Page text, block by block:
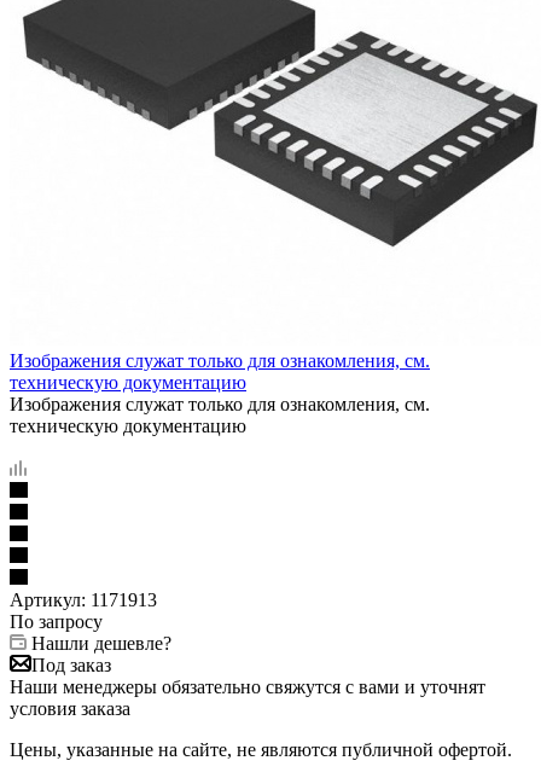
Изображения служат только для ознакомления, см.
техническую документацию
Изображения служат только для ознакомления, см.
техническую документацию
Артикул: 1171913
По запросу
Нашли дешевле?
Под заказ
Наши менеджеры обязательно свяжутся с вами и уточнят
условия заказа
Цены, указанные на сайте, не являются публичной офертой.